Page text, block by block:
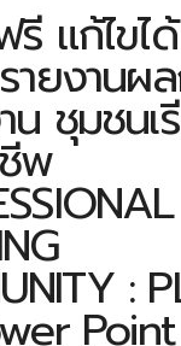
แก้ไขไ
ายงานผ
น ชุมชนเ
พ
: